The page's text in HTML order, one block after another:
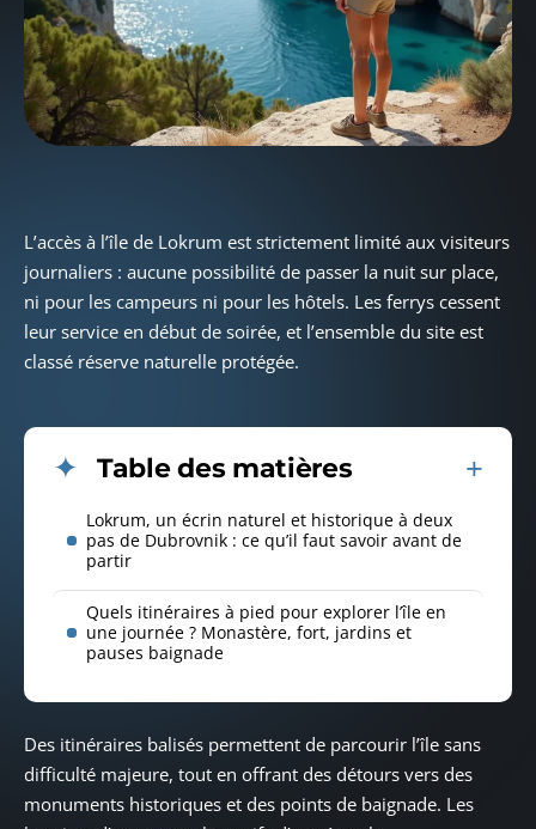
L’accès à l’île de Lokrum est strictement limité aux visiteurs
journaliers : aucune possibilité de passer la nuit sur place,
ni pour les campeurs ni pour les hôtels. Les ferrys cessent
leur service en début de soirée, et l’ensemble du site est
classé réserve naturelle protégée.
Table des matières
Lokrum, un écrin naturel et historique à deux
pas de Dubrovnik : ce qu’il faut savoir avant de
partir
Quels itinéraires à pied pour explorer l’île en
une journée ? Monastère, fort, jardins et
pauses baignade
Des itinéraires balisés permettent de parcourir l’île sans
difficulté majeure, tout en offrant des détours vers des
monuments historiques et des points de baignade. Les